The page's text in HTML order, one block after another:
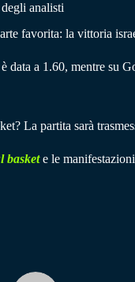
analisti
favorita: la vittoria
data a 1.60, mentre su
La partita sarà
baskete le